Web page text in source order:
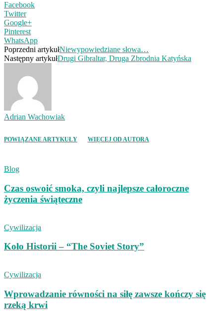
Facebook
Twitter
Google+
Pinterest
WhatsApp
Poprzedni artykułNiewypowiedziane słowa…
Następny artykułDrugi Gibraltar, Druga Zbrodnia Katyńska
Adrian Wachowiak
POWIĄZANE ARTYKUŁY WIĘCEJ OD AUTORA
Blog
Czas oswoić smoka, czyli najlepsze całoroczne
życzenia świąteczne
Cywilizacja
Koło Historii – “The Soviet Story”
Cywilizacja
Wprowadzanie równości na siłę zawsze kończy się
rzeką krwi